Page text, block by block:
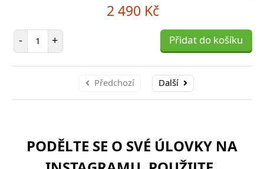
2 490 Kč
- Počet položek
+ Přidat do košíku
Předchozí Další
PODĚLTE SE O SVÉ ÚLOVKY NA